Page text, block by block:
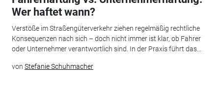
Wer haftet wann?
Verstöße im Straßengüterverkehr ziehen regelmäßig rechtliche
Konsequenzen nach sich – doch nicht immer ist klar, ob Fahrer
oder Unternehmer verantwortlich sind. In der Praxis führt das...
von Stefanie Schuhmacher